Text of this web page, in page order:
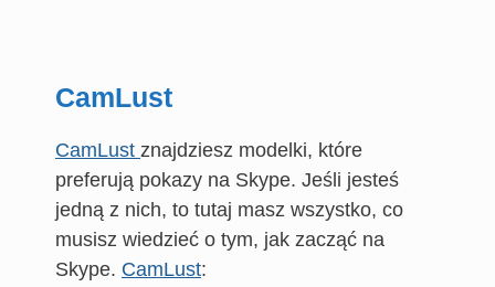
CamLust
CamLust znajdziesz modelki, które
preferują pokazy na Skype. Jeśli jesteś
jedną z nich, to tutaj masz wszystko, co
musisz wiedzieć o tym, jak zacząć na
Skype. CamLust: